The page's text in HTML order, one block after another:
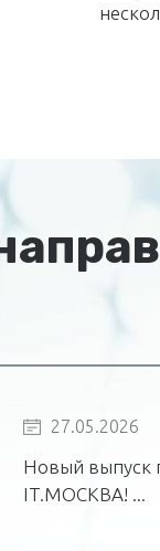
27.05.2026
Новый выпуск
IT.МОСКВА! ...